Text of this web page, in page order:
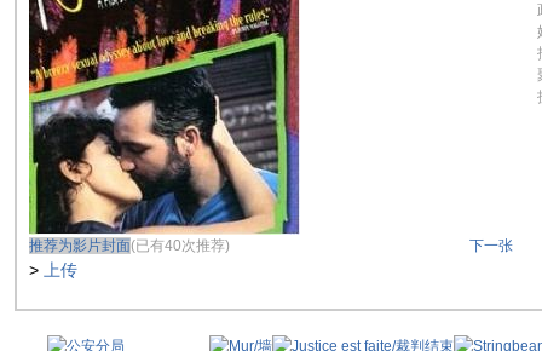
推荐为影片封面(已有40次推荐) 下一张
> 上传